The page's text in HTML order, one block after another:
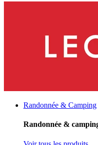
Randonnée & Camping
Randonnée &